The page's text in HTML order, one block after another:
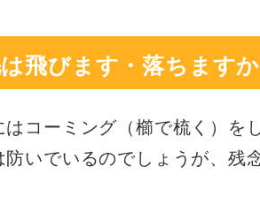
飛びます・落ちますか
はコーミング（櫛で梳く）を
いでいるのでしょうが、残